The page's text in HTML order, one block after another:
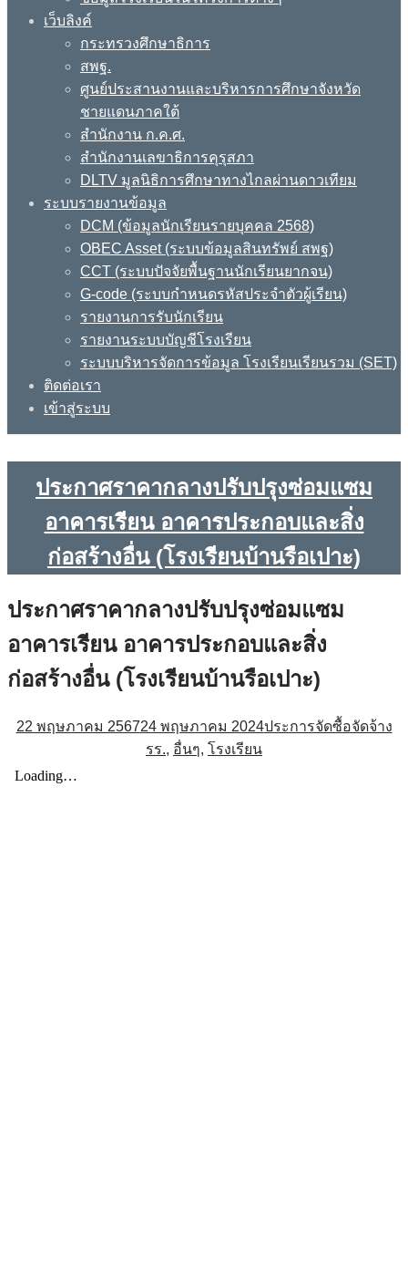
เว็บลิงค์
กระทรวงศึกษาธิการ
สพฐ.
ศูนย์ประสานงานและบริหารการศึกษาจังหวัด
ชายแดนภาคใต้
สำนักงาน ก.ค.ศ.
สำนักงานเลขาธิการคุรุสภา
DLTV มูลนิธิการศึกษาทางไกลผ่านดาวเทียม
ระบบรายงานข้อมูล
DCM (ข้อมูลนักเรียนรายบุคคล 2568)
OBEC Asset (ระบบข้อมูลสินทรัพย์ สพฐ)
CCT (ระบบปัจจัยพื้นฐานนักเรียนยากจน)
G-code (ระบบกำหนดรหัสประจำตัวผู้เรียน)
รายงานการรับนักเรียน
รายงานระบบบัญชีโรงเรียน
ระบบบริหารจัดการข้อมูล โรงเรียนเรียนรวม (SET)
ติดต่อเรา
เข้าสู่ระบบ
ประกาศราคากลางปรับปรุงซ่อมแซม
อาคารเรียน อาคารประกอบและสิ่ง
ก่อสร้างอื่น (โรงเรียนบ้านรือเปาะ)
ประกาศราคากลางปรับปรุงซ่อมแซม
อาคารเรียน อาคารประกอบและสิ่ง
ก่อสร้างอื่น (โรงเรียนบ้านรือเปาะ)
22 พฤษภาคม 256724 พฤษภาคม 2024ประการจัดซื้อจัดจ้าง
รร., อื่นๆ, โรงเรียน